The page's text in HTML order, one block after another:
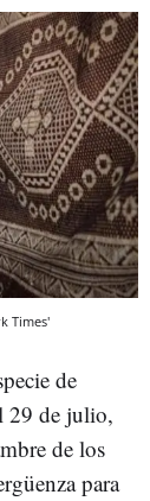
Times'
de
29 de julio,
de los
para